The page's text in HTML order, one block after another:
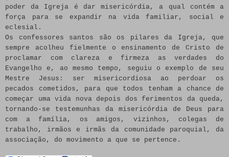
poder da Igreja é dar misericórdia, a qual contém a
força para se expandir na vida familiar, social e
eclesial.
Os confessores santos são os pilares da Igreja, que
sempre acolheu fielmente o ensinamento de Cristo de
proclamar com clareza e firmeza as verdades do
Evangelho e, ao mesmo tempo, seguiu o exemplo de seu
Mestre Jesus: ser misericordiosa ao perdoar os
pecados cometidos, para que todos tenham a chance de
começar uma vida nova depois dos ferimentos da queda,
tornando-se testemunhas da misericórdia de Deus para
com a família, os amigos, vizinhos, colegas de
trabalho, irmãos e irmãs da comunidade paroquial, da
associação, do movimento a que se pertence.